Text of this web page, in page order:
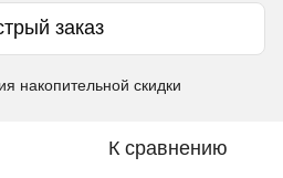
заказ
накопительной скидки
К сравнению